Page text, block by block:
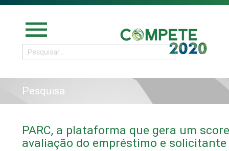
menu
Pesquisa
PARC, a plataforma que gera um
avaliação do empréstimo e solicitante